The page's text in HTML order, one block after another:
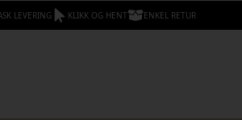
LEVERING KLIKK OG HENT ENKEL RETUR